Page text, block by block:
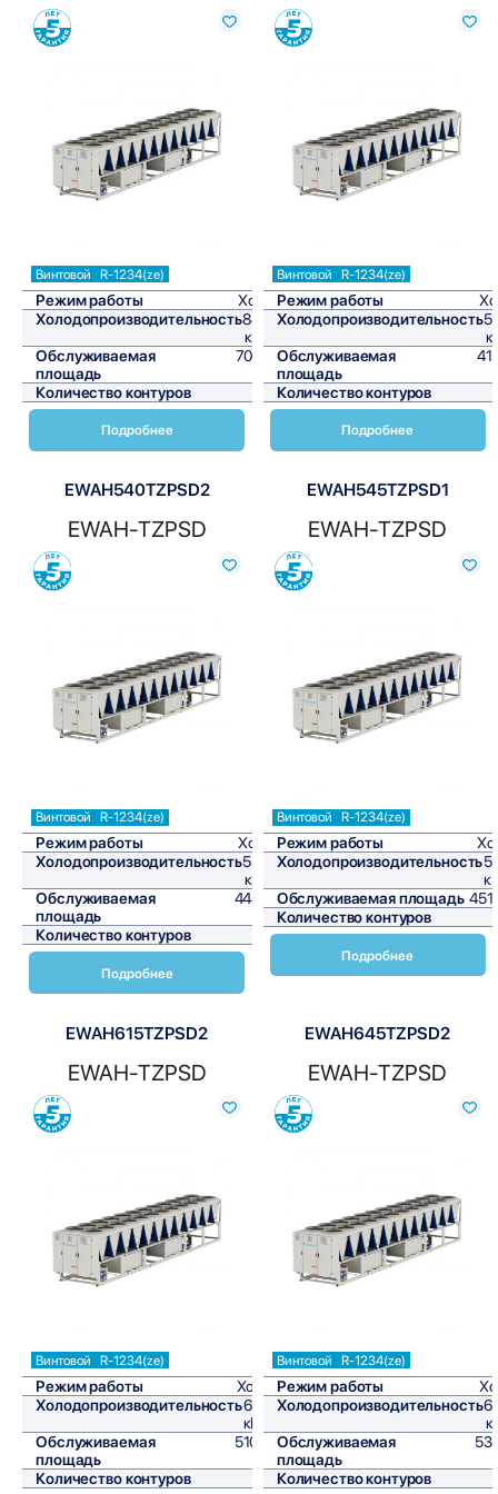
Сравнить
Винтовой R-1234(ze)
Режим работы
Холод
Холодопроизводительность848,9
кВт/ч
Обслуживаемая
площадь
7074,2
м²
Количество контуров
1
Подробнее
Сравнить
Винтовой R-1234(ze)
Режим работы
Холодопроизводительность
Обслуживаемая
площадь
Количество контуров
Подробнее
EWAH540TZPSD2
EWAH-TZPSD
Сравнить
Винтовой R-1234(ze)
Режим работы
Холод
Холодопроизводительность538,7
кВт/ч
Обслуживаемая
площадь
4489,2
м²
Количество контуров
2
Подробнее
EWAH545TZPSD1
EWAH-TZPSD
Сравнить
Винтовой R-1234(ze)
Режим работы
Холодопроизводительность
Обслуживаемая площадь
Количество контуров
Подробнее
EWAH615TZPSD2
EWAH-TZPSD
Сравнить
Винтовой R-1234(ze)
Режим работы
Холод
Холодопроизводительность612,4
кВт/ч
Обслуживаемая
площадь
5103,3
м²
Количество контуров
2
EWAH645TZPSD2
EWAH-TZPSD
Сравнить
Винтовой R-1234(ze)
Режим работы
Холодопроизводительность
Обслуживаемая
площадь
Количество контуров